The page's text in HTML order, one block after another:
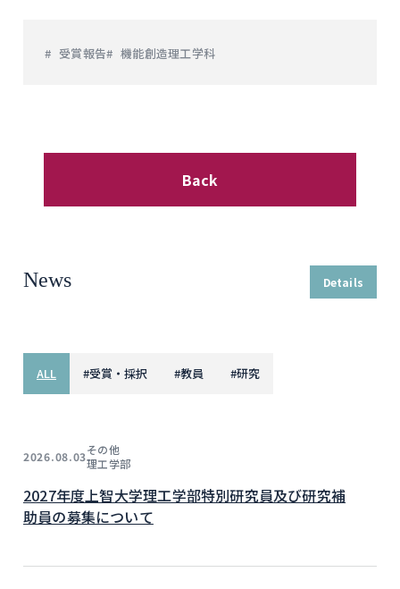
受賞報告 機能創造理工学科
Back
News Details
ALL #受賞・採択 #教員 #研究
2026.08.03その他
理工学部
2027年度上智大学理工学部特別研究員及び研究補
助員の募集について